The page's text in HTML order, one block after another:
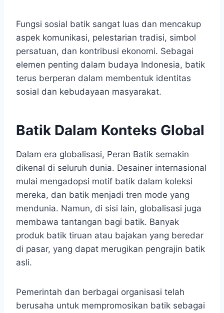
Fungsi sosial batik sangat luas dan mencakup
aspek komunikasi, pelestarian tradisi, simbol
persatuan, dan kontribusi ekonomi. Sebagai
elemen penting dalam budaya Indonesia, batik
terus berperan dalam membentuk identitas
sosial dan kebudayaan masyarakat.
Batik Dalam Konteks Global
Dalam era globalisasi, Peran Batik semakin
dikenal di seluruh dunia. Desainer internasional
mulai mengadopsi motif batik dalam koleksi
mereka, dan batik menjadi tren mode yang
mendunia. Namun, di sisi lain, globalisasi juga
membawa tantangan bagi batik. Banyak
produk batik tiruan atau bajakan yang beredar
di pasar, yang dapat merugikan pengrajin batik
asli.
Pemerintah dan berbagai organisasi telah
berusaha untuk mempromosikan batik sebagai